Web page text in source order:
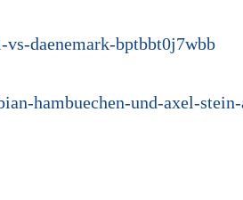
daenemark-bptbbt0j7wbb
hambuechen-und-axel-